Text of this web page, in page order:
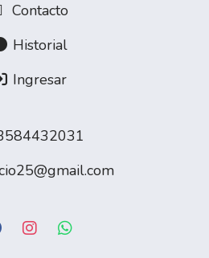
Contacto
Historial
Ingresar